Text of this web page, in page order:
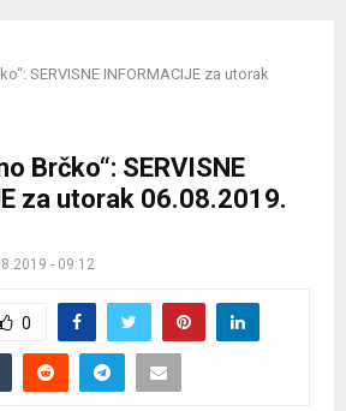
SERVISNE INFORMACIJE za utorak
Brčko“: SERVISNE
za utorak 06.08.2019.
- 09:12
0